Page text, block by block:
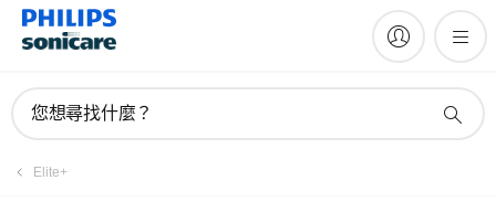
您想尋找什麼？
Elite+
註冊產品